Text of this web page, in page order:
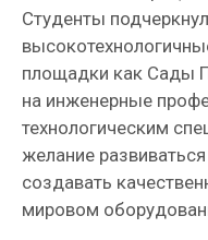
Студенты
площадки как Сады
на инженерные
технологическим
желание
создавать
мировом